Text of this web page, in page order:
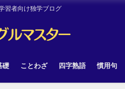
習者向け独学ブログ
礎 ことわざ 四字熟語 慣用句